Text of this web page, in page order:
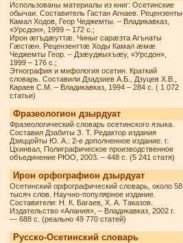
Использованы материалы из книг: Осетинские
обычаи. Составитель Гастан Агнаев. Рецензенты
Камал Ходов, Геор Чеджемты. – Владикавказ,
«Урсдон», 1999 – 172 с.;
Ирон æгъдæуттæ. Чиныг сарæзта Агънаты
Гæстæн. Рецензенттæ Ходы Камал æмæ
Чеджемты Геор. – Дзæуджыхъæу, «Урсдон»,
1999 – 176 с.;
Этнография и мифология осетин. Краткий
словарь. Составили Дзадзиев А.Б., Дзуцев Х.В.,
Караев С.М. – Владикавказ, 1994 – 284 с. ( 1 072
статьи)
Фразеологион дзырдуат
Фразеологический словарь осетинского языка.
Составил Дзабиты З. Т. Редактор издания
Дзиццойты Ю. А.: 2-е дополненное издание. г.
Цхинвал, Полиграфическое производственное
объединение РЮО, 2003. – 448 с. (5 241 статя)
Ирон орфографион дзырдуат
Осетинский орфографический словарь, около 58
тысяч слов. Научно-популярное издание.
Составители: Н. К. Багаев, Х. А. Таказов.
Издательство «Алания», – Владикавказ, 2002 г.
— 688 с. (реально 49 770 статей)
Русско-Осетинский словарь